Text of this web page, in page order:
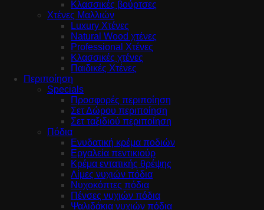
Κλασσικές βούρτσες
Χτένες Μαλλιών
Luxury Χτένες
Natural Wood χτένες
Professional Χτένες
Κλασσικές χτένες
Παιδικές Χτένες
Περιποίηση
Specials
Προσφορές περιποίηση
Σετ Δώρου περιποίηση
Σετ ταξιδιού περιποίηση
Πόδια
Ενυδατική κρέμα ποδιών
Εργαλεία πεντικιούρ
Κρέμα εντατικής θρέψης
Λίμες νυχιών πόδια
Νυχοκόπτες πόδια
Πένσες νυχιών πόδια
Ψαλιδάκια νυχιών πόδια